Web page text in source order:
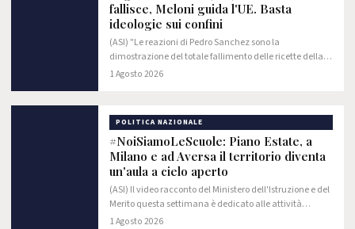
fallisce, Meloni guida l'UE. Basta
ideologie sui confini
(ASI) "​Le reazioni di Pedro Sanchez sono la
dimostrazione del totale fallimento delle ricette della
sinistra in materia di immigrazione. Mentre c'è chi
1 Agosto 2026
POLITICA NAZIONALE
#NoiSiamoLeScuole: Piano Estate, a
Milano e ad Aversa il territorio diventa
un'aula a cielo aperto
(ASI) Il video racconto del Ministero dell'Istruzione e del
Merito questa settimana è dedicato alle attività
realizzate nell'ambito del Piano Estate dall'Istituto
1 Agosto 2026